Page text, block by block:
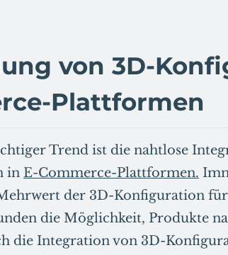
von 3D-
Plattformen
Trend ist die nahtlose
in E-Commerce-Plattformen.
der 3D-Konfiguration
die Möglichkeit, Produkte
die Integration von 3D-